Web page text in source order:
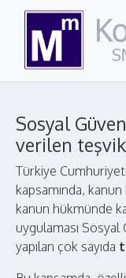
Sosyal
verilen
Türkiye
kapsamında,
kanun hükmünde
uygulaması
yapılan çok sayıda